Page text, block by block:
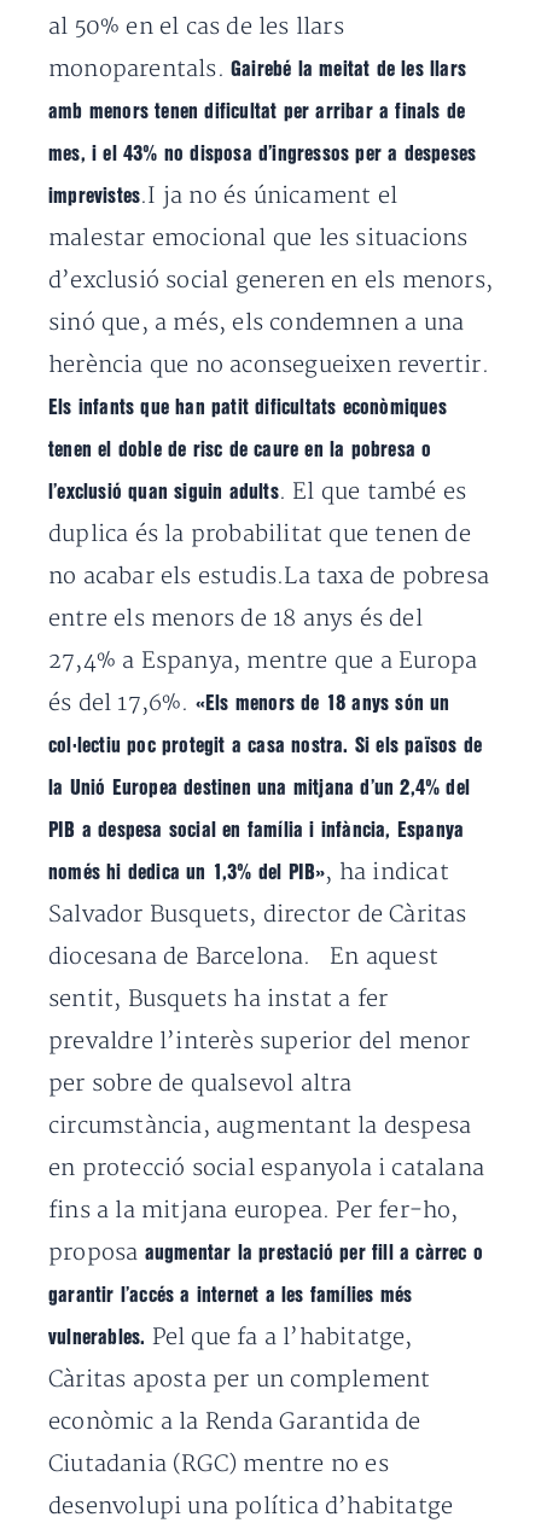
al 50% en el cas de les llars
monoparentals. Gairebé la meitat de les llars
amb menors tenen dificultat per arribar a finals de
mes, i el 43% no disposa d’ingressos per a despeses
imprevistes.I ja no és únicament el
malestar emocional que les situacions
d’exclusió social generen en els menors,
sinó que, a més, els condemnen a una
herència que no aconsegueixen revertir.
Els infants que han patit dificultats econòmiques
tenen el doble de risc de caure en la pobresa o
l’exclusió quan siguin adults. El que també es
duplica és la probabilitat que tenen de
no acabar els estudis.La taxa de pobresa
entre els menors de 18 anys és del
27,4% a Espanya, mentre que a Europa
és del 17,6%. «Els menors de 18 anys són un
col·lectiu poc protegit a casa nostra. Si els països de
la Unió Europea destinen una mitjana d’un 2,4% del
PIB a despesa social en família i infància, Espanya
només hi dedica un 1,3% del PIB», ha indicat
Salvador Busquets, director de Càritas
diocesana de Barcelona. En aquest
sentit, Busquets ha instat a fer
prevaldre l’interès superior del menor
per sobre de qualsevol altra
circumstància, augmentant la despesa
en protecció social espanyola i catalana
fins a la mitjana europea. Per fer-ho,
proposa augmentar la prestació per fill a càrrec o
garantir l’accés a internet a les famílies més
vulnerables. Pel que fa a l’habitatge,
Càritas aposta per un complement
econòmic a la Renda Garantida de
Ciutadania (RGC) mentre no es
desenvolupi una política d’habitatge